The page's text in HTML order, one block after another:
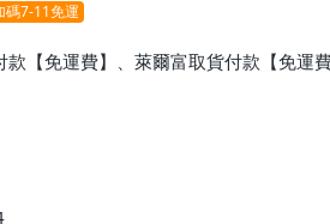
碼7-11免運
款【免運費】、萊爾富取貨付款【免運費